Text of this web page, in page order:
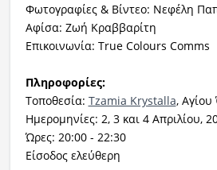
Φωτογραφίες & Βίντεο: Νεφέλη
Αφίσα: Ζωή Κραββαρίτη
Επικοινωνία: True Colours Comms
Πληροφορίες:
Τοποθεσία: Tzamia Krystalla, Αγίου
Ημερομηνίες: 2, 3 και 4 Απριλίου,
Ώρες: 20:00 - 22:30
Είσοδος ελεύθερη